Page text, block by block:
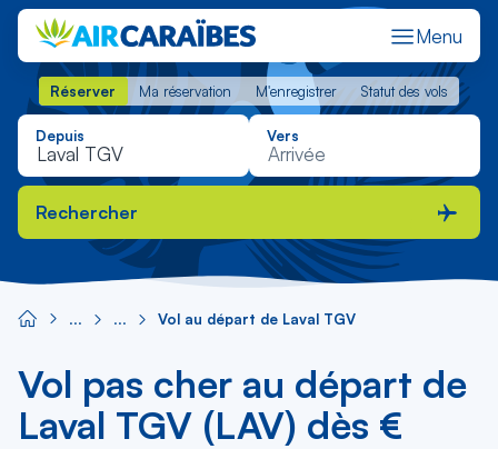
Menu
Réserver Ma réservation M'enregistrer Statut des vols
Réserver Ma réservation M'enregistrer Statut des vols
Depuis Vers
Rechercher
Vol au départ de Laval TGV
Vol pas cher au départ de
Laval TGV (LAV) dès €